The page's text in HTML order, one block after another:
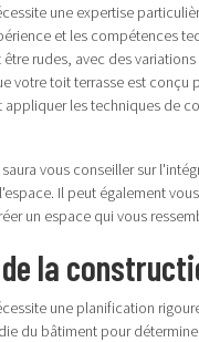
une expertise
et les compétences
rudes, avec des
votre toit terrasse est conçu
les techniques de
vous conseiller sur
Il peut également
un espace qui vous
la
une planification
du bâtiment pour